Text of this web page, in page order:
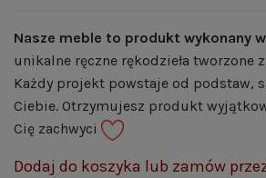
Nasze meble to produkt wykonany
unikalne ręczne rękodzieła tworzone
Każdy projekt powstaje od podstaw,
Ciebie. Otrzymujesz produkt
Cię zachwyci
Dodaj do koszyka lub zamów